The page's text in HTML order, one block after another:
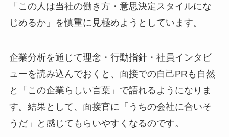
「この人は当社の働き方・意思決定スタイルにな
じめるか」を慎重に見極めようとしています。
企業分析を通じて理念・行動指針・社員インタビ
ューを読み込んでおくと、面接での自己PRも自然
と「この企業らしい言葉」で語れるようになりま
す。結果として、面接官に「うちの会社に合いそ
うだ」と感じてもらいやすくなるのです。